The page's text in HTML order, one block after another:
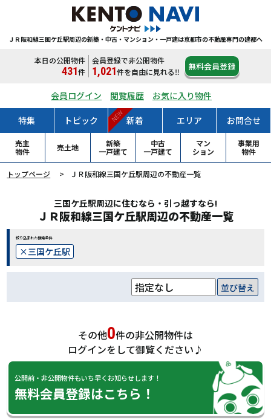
ＪＲ阪和線三国ケ丘駅周辺の新築・中古・マンション・一戸建は京都市の不動産専門の建都へ
本日の公開物件
431件
会員登録で非公開物件
1,021件を自由に見れる‼ 無料会員登録
会員ログイン 閲覧履歴 お気に入り物件
特集 トピック 新着
NEW エリア お問合せ
売主
物件
売土地
新築
一戸建て
中古
一戸建て
マン
ション
事業用
物件
トップページ ＪＲ阪和線三国ケ丘駅周辺の不動産一覧
三国ケ丘駅周辺に住むなら・引っ越すなら!
ＪＲ阪和線三国ケ丘駅周辺の不動産一覧
絞り込まれた検索条件
三国ケ丘駅
並び替え
その他0件の非公開物件は
ログインをして御覧ください♪
公開前・非公開物件もいち早くお知らせします！
無料会員登録はこちら！